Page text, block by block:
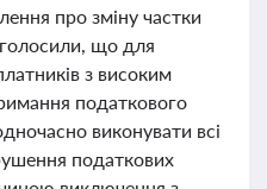
про зміну частки
що для
з високим
податкового
виконувати всі
податкових